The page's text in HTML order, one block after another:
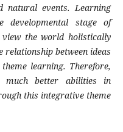
natural events. Learning
stage of
the world holistically
relationship between ideas
learning. Therefore,
much better abilities in
this integrative theme